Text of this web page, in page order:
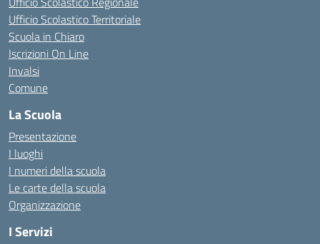
Ufficio Scolastico Territoriale
Scuola in Chiaro
Iscrizioni On Line
Invalsi
Comune
La Scuola
Presentazione
I luoghi
I numeri della scuola
Le carte della scuola
Organizzazione
I Servizi